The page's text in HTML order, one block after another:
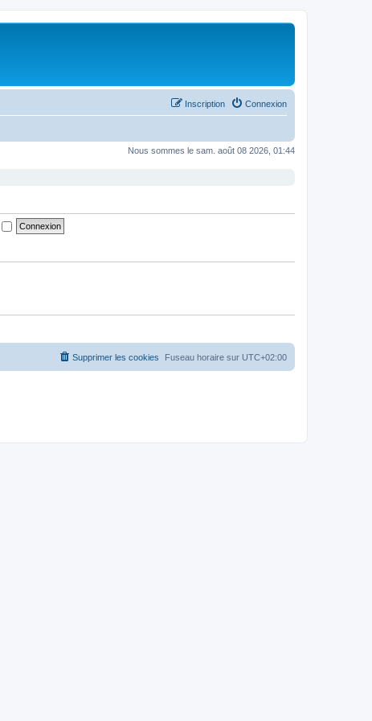
Connexion
Inscription
Nous sommes le sam. août 08 2026, 01:44
Fuseau horaire sur UTC+02:00
Supprimer les cookies